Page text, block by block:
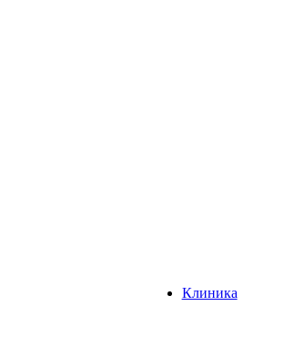
Клиника